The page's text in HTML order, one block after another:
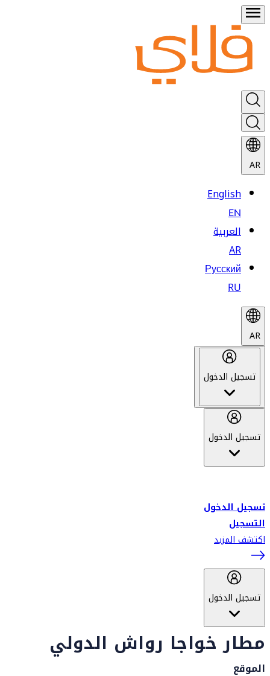
AR
English
EN
العربية
AR
Русский
RU
AR
تسجيل الدخول
تسجيل الدخول
تسجيل الدخول
التسجيل
اكتشف المزيد
تسجيل الدخول
مطار خواجا رواش الدولي
الموقع